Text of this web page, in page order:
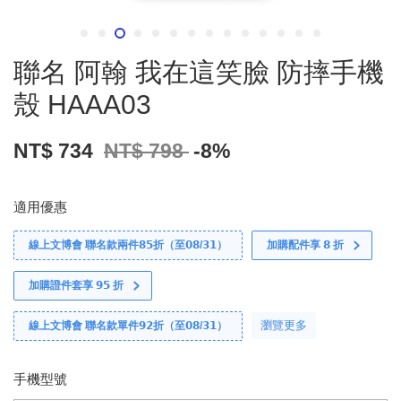
聯名 阿翰 我在這笑臉 防摔手機
殼 HAAA03
NT$ 734 NT$ 798 -8%
適用優惠
線上文博會 聯名款兩件𝟴𝟱折（至𝟬𝟴/𝟯𝟭） 加購配件享 𝟴 折
加購證件套享 𝟵𝟱 折
線上文博會 聯名款單件𝟵𝟮折（至𝟬𝟴/𝟯𝟭） 瀏覽更多
手機型號